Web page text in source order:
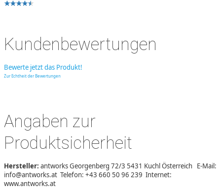
Kundenbewertungen
Bewerte jetzt das Produkt!
Zur Echtheit der Bewertungen
Angaben zur
Produktsicherheit
Hersteller: antworks Georgenberg 72/3 5431 Kuchl Österreich E-Mail:
info@antworks.at Telefon: +43 660 50 96 239 Internet:
www.antworks.at